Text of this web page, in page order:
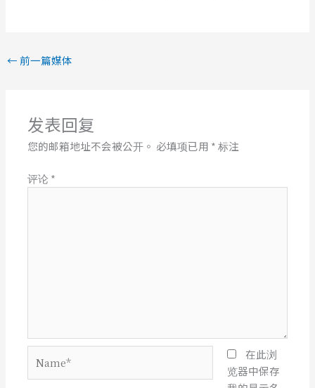
← 前一篇媒体
发表回复
您的邮箱地址不会被公开。 必填项已用 *标注
评论 *
在此浏
览器中保存